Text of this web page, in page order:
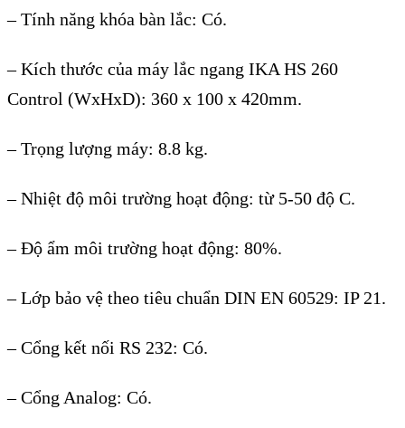
– Tính năng khóa bàn lắc: Có.
– Kích thước của máy lắc ngang IKA HS 260
Control (WxHxD): 360 x 100 x 420mm.
– Trọng lượng máy: 8.8 kg.
– Nhiệt độ môi trường hoạt động: từ 5-50 độ C.
– Độ ẩm môi trường hoạt động: 80%.
– Lớp bảo vệ theo tiêu chuẩn DIN EN 60529: IP 21.
– Cổng kết nối RS 232: Có.
– Cổng Analog: Có.